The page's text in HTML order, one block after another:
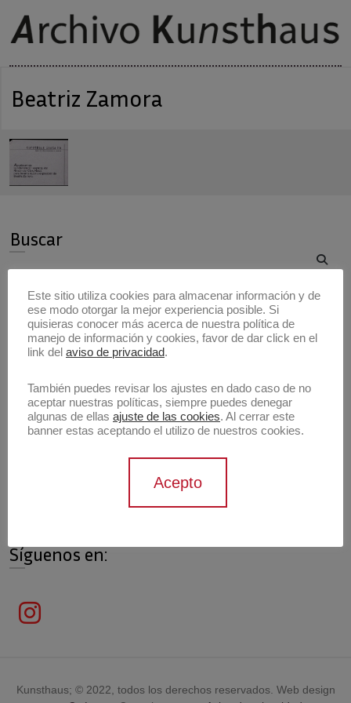
Beatriz Zamora
Buscar
Artistas
Información de contacto
contacto@archivokunsthaus.com
Síguenos en:
Kunsthaus; © 2022, todos los derechos reservados. Web design
Este sitio utiliza cookies para almacenar información y de
ese modo otorgar la mejor experiencia posible. Si
quisieras conocer más acerca de nuestra política de
manejo de información y cookies, favor de dar click en el
link del aviso de privacidad.
También puedes revisar los ajustes en dado caso de no
aceptar nuestras políticas, siempre puedes denegar
algunas de ellas ajuste de las cookies. Al cerrar este
banner estas aceptando el utilizo de nuestros cookies.
Acepto